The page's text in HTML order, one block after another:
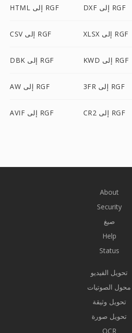
HTML إلى RGF DXF إلى RGF
CSV إلى RGF XLSX إلى RGF
DBK إلى RGF KWD إلى RGF
AW إلى RGF 3FR إلى RGF
AVIF إلى RGF CR2 إلى RGF
About
Security
صيغ
Help
Status
تحويل الفيديو
محول الصوتيات
تحويل وثيقة
تحويل صورة
OCR